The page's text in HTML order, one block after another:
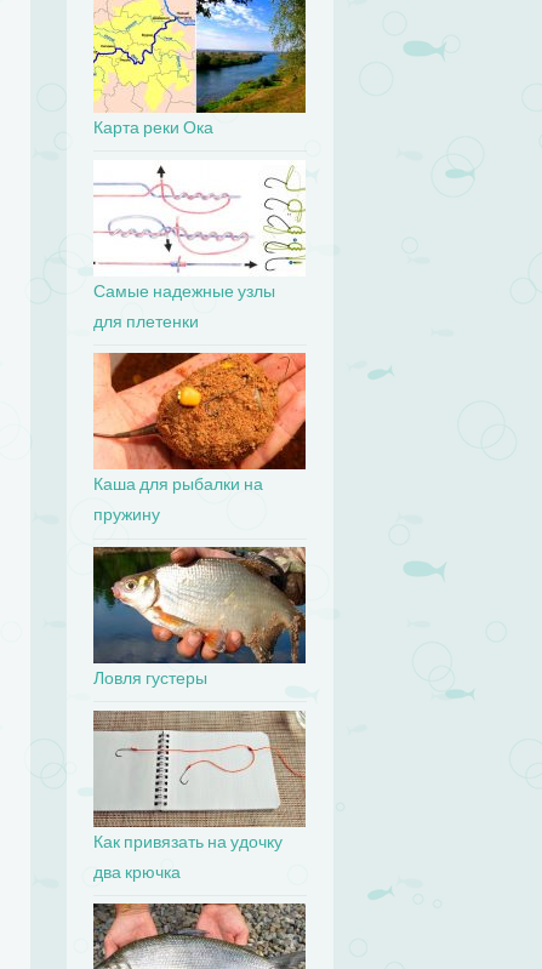
Карта реки Ока
Самые надежные узлы
для плетенки
Каша для рыбалки на
пружину
Ловля густеры
Как привязать на удочку
два крючка